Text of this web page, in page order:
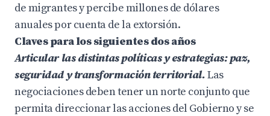
de migrantes y percibe millones de dólares
anuales por cuenta de la extorsión.
Claves para los siguientes dos años
Articular las distintas políticas y estrategias: paz,
seguridad y transformación territorial.Las
negociaciones deben tener un norte conjunto que
permita direccionar las acciones del Gobierno y se